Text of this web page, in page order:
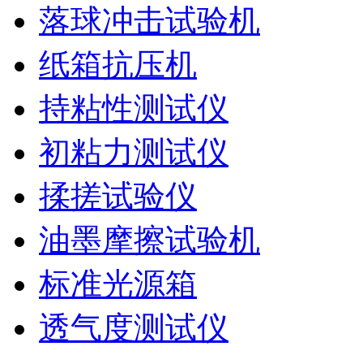
落球冲击试验机
纸箱抗压机
持粘性测试仪
初粘力测试仪
揉搓试验仪
油墨摩擦试验机
标准光源箱
透气度测试仪